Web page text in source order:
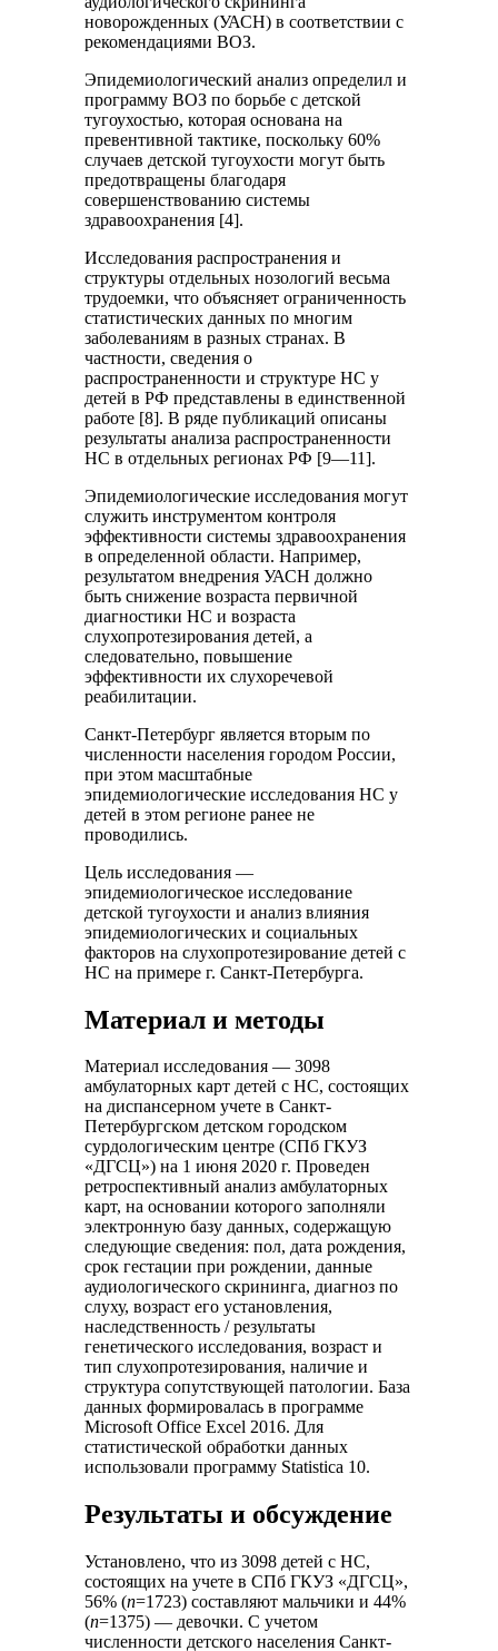
новорожденных (УАСН) в соответствии с
рекомендациями ВОЗ.
Эпидемиологический анализ определил и
программу ВОЗ по борьбе с детской
тугоухостью, которая основана на
превентивной тактике, поскольку 60%
случаев детской тугоухости могут быть
предотвращены благодаря
совершенствованию системы
здравоохранения [4].
Исследования распространения и
структуры отдельных нозологий весьма
трудоемки, что объясняет ограниченность
статистических данных по многим
заболеваниям в разных странах. В
частности, сведения о
распространенности и структуре НС у
детей в РФ представлены в единственной
работе [8]. В ряде публикаций описаны
результаты анализа распространенности
НС в отдельных регионах РФ [9—11].
Эпидемиологические исследования могут
служить инструментом контроля
эффективности системы здравоохранения
в определенной области. Например,
результатом внедрения УАСН должно
быть снижение возраста первичной
диагностики НС и возраста
слухопротезирования детей, а
следовательно, повышение
эффективности их слухоречевой
реабилитации.
Санкт-Петербург является вторым по
численности населения городом России,
при этом масштабные
эпидемиологические исследования НС у
детей в этом регионе ранее не
проводились.
Цель исследования —
эпидемиологическое исследование
детской тугоухости и анализ влияния
эпидемиологических и социальных
факторов на слухопротезирование детей с
НС на примере г. Санкт-Петербурга.
Материал и методы
Материал исследования — 3098
амбулаторных карт детей с НС, состоящих
на диспансерном учете в Санкт-
Петербургском детском городском
сурдологическим центре (СПб ГКУЗ
«ДГСЦ») на 1 июня 2020 г. Проведен
ретроспективный анализ амбулаторных
карт, на основании которого заполняли
электронную базу данных, содержащую
следующие сведения: пол, дата рождения,
срок гестации при рождении, данные
аудиологического скрининга, диагноз по
слуху, возраст его установления,
наследственность / результаты
генетического исследования, возраст и
тип слухопротезирования, наличие и
структура сопутствующей патологии. База
данных формировалась в программе
Microsoft Office Excel 2016. Для
статистической обработки данных
использовали программу Statistica 10.
Результаты и обсуждение
Установлено, что из 3098 детей с НС,
состоящих на учете в СПб ГКУЗ «ДГСЦ»,
56% (n=1723) составляют мальчики и 44%
(n=1375) — девочки. С учетом
численности детского населения Санкт-